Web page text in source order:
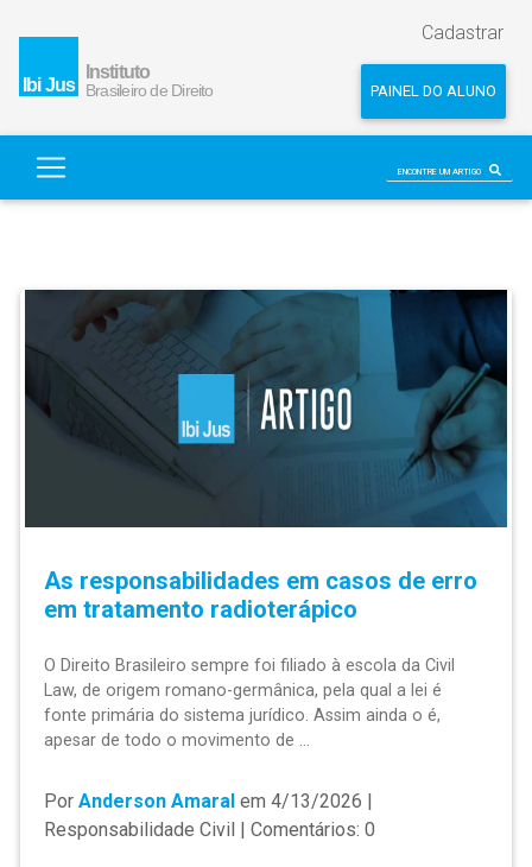
Cadastrar
PAINEL DO ALUNO
ENCONTRE UM ARTIGO
As responsabilidades em casos de erro
em tratamento radioterápico
O Direito Brasileiro sempre foi filiado à escola da Civil
Law, de origem romano-germânica, pela qual a lei é
fonte primária do sistema jurídico. Assim ainda o é,
apesar de todo o movimento de ...
Por Anderson Amaral em 4/13/2026 |
Responsabilidade Civil | Comentários: 0